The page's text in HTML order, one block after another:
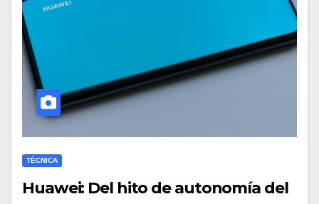
TÉCNICA
Huawei: Del hito de autonomía del